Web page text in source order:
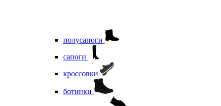
полусапоги
сапоги
кроссовки
ботинки